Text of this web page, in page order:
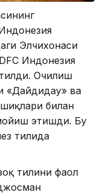
Элчихонаси
Индонезия
Очилиш
«Дайдидау» ва
билан
этишди. Бу
тилида
тилини фаол